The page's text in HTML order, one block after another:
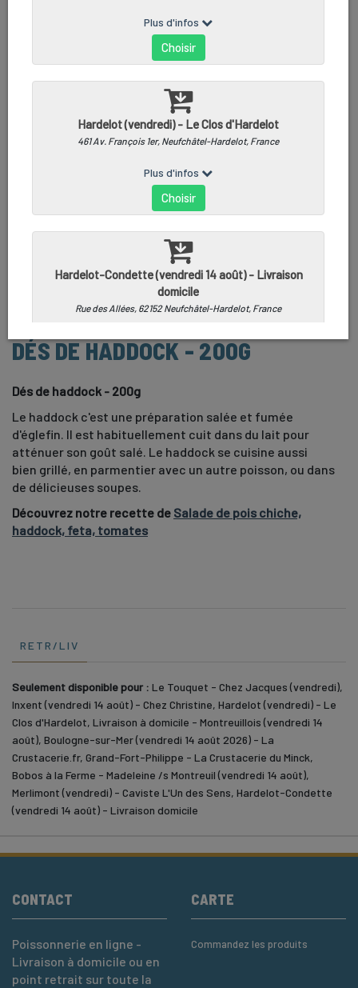
DÉS DE HADDOCK - 200G
Dés de haddock - 200g
Le haddock c'est une préparation salée et fumée
d'églefin. Il est habituellement cuit dans du lait pour
atténuer son goût salé. Le haddock se cuisine aussi
bien grillé, en parmentier avec un autre poisson, ou dans
de délicieuses soupes.
Découvrez notre recette de Salade de pois chiche,
haddock, feta, tomates
RETR/LIV
Seulement disponible pour : Le Touquet - Chez Jacques (vendredi),
Inxent (vendredi 14 août) - Chez Christine, Hardelot (vendredi) - Le
Clos d'Hardelot, Livraison à domicile - Montreuillois (vendredi 14
août), Boulogne-sur-Mer (vendredi 14 août 2026) - La
Crustacerie.fr, Grand-Fort-Philippe - La Crustacerie du Minck,
Bobos à la Ferme - Madeleine /s Montreuil (vendredi 14 août),
Merlimont (vendredi) - Caviste L'Un des Sens, Hardelot-Condette
(vendredi 14 août) - Livraison domicile
CONTACT
Poissonnerie en ligne -
Livraison à domicile ou en
point retrait sur toute la
CARTE
Commandez les produits